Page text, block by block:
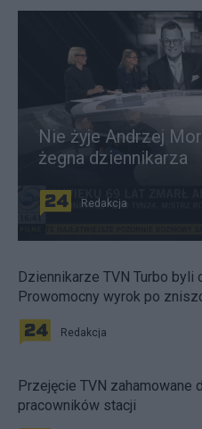
Nie żyje Andrzej
żegna dziennikarza
Redakcja
Dziennikarze TVN Turbo byli
Prowomocny wyrok po
Redakcja
Przejęcie TVN zahamowane
pracowników stacji